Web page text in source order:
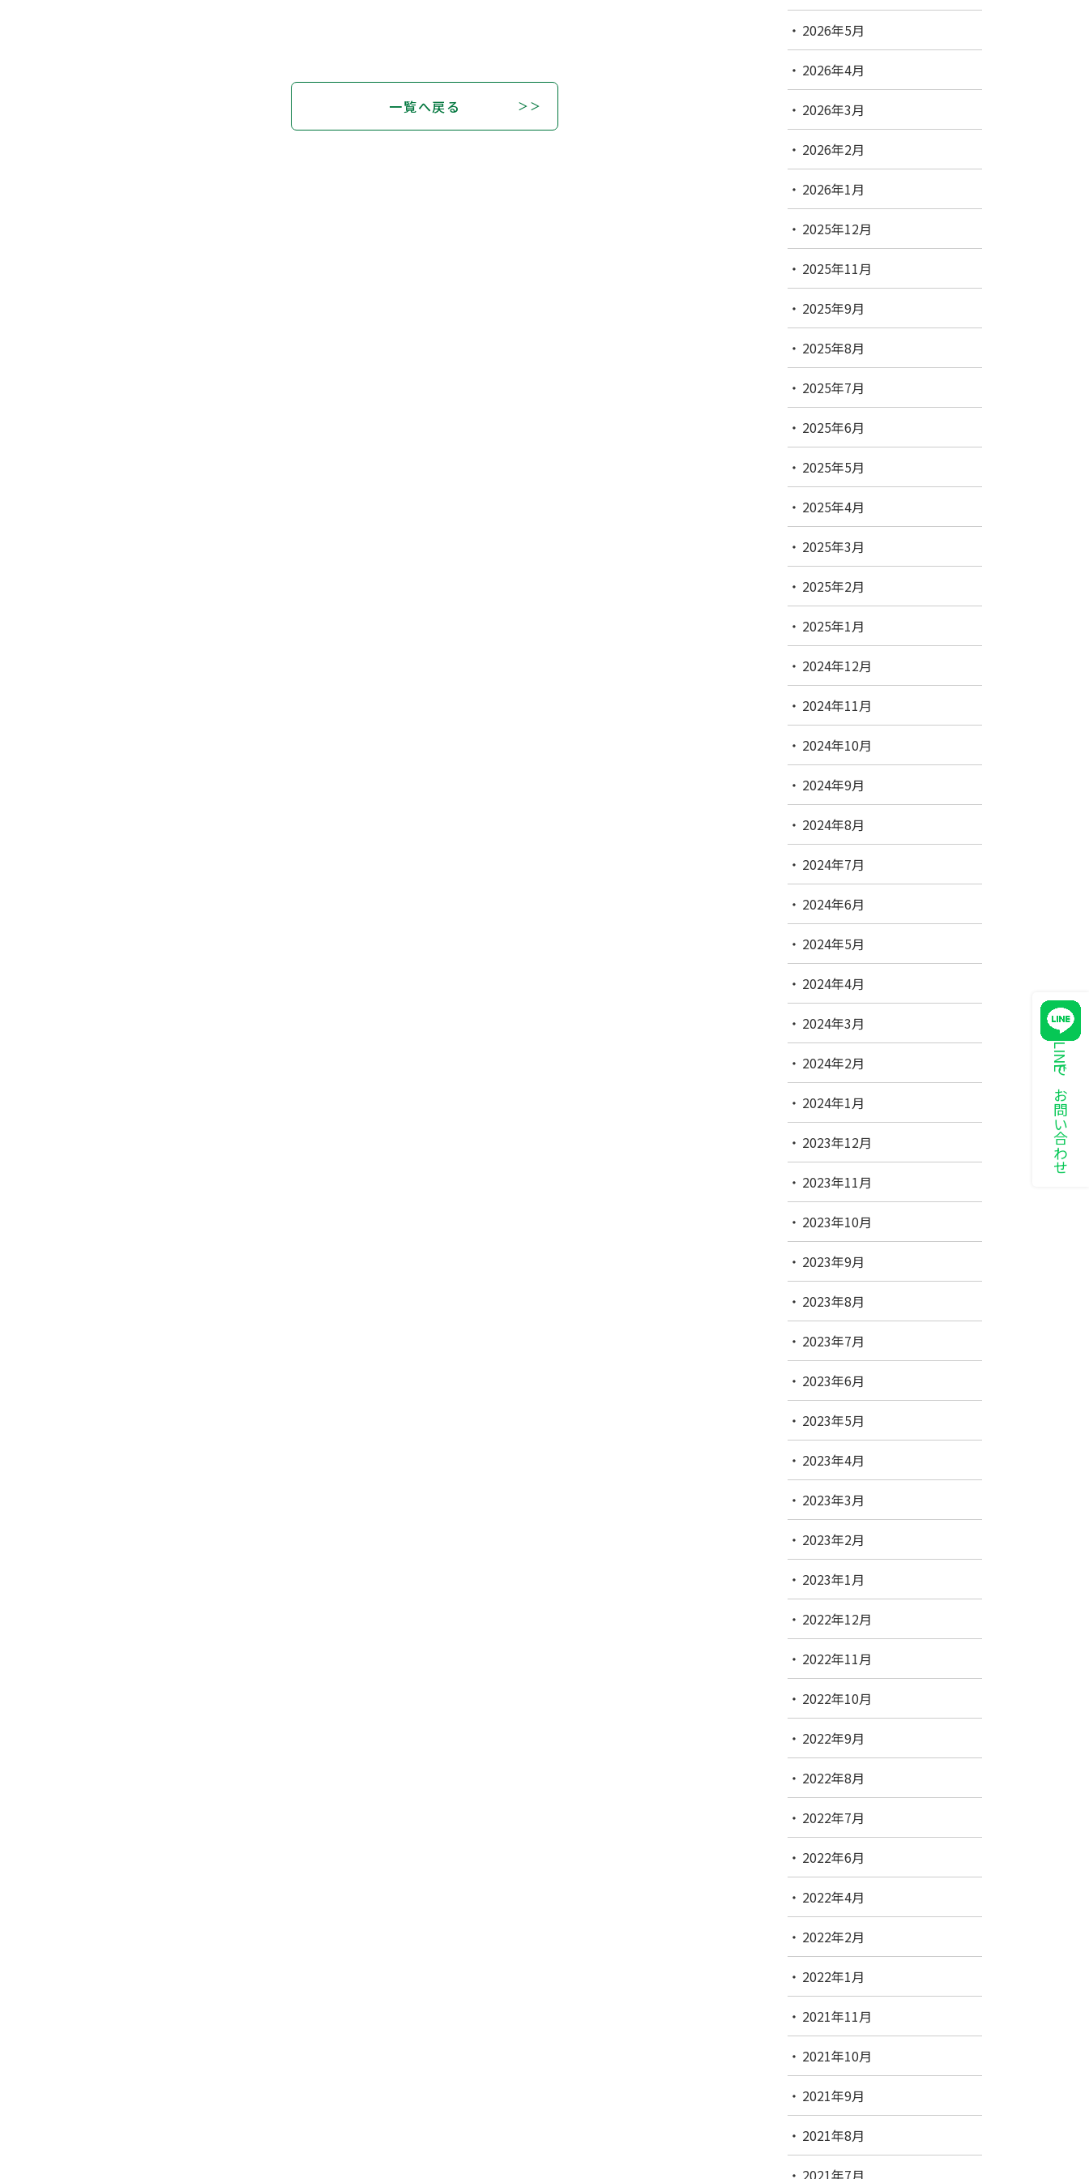
LINEでお問い合わせ
一覧へ戻る
2026年5月
2026年4月
2026年3月
2026年2月
2026年1月
2025年12月
2025年11月
2025年9月
2025年8月
2025年7月
2025年6月
2025年5月
2025年4月
2025年3月
2025年2月
2025年1月
2024年12月
2024年11月
2024年10月
2024年9月
2024年8月
2024年7月
2024年6月
2024年5月
2024年4月
2024年3月
2024年2月
2024年1月
2023年12月
2023年11月
2023年10月
2023年9月
2023年8月
2023年7月
2023年6月
2023年5月
2023年4月
2023年3月
2023年2月
2023年1月
2022年12月
2022年11月
2022年10月
2022年9月
2022年8月
2022年7月
2022年6月
2022年4月
2022年2月
2022年1月
2021年11月
2021年10月
2021年9月
2021年8月
2021年7月